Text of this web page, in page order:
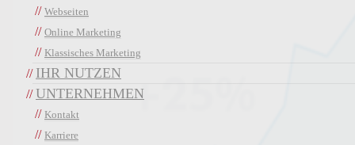
Webseiten
Online Marketing
Klassisches Marketing
IHR NUTZEN
UNTERNEHMEN
Kontakt
Karriere